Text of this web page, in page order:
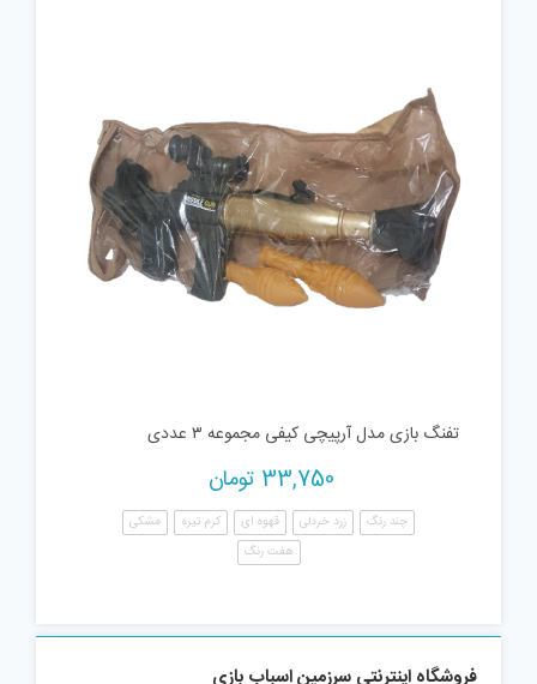
تفنگ بازی مدل آرپیچی کیفی مجموعه ۳ عددی
33,750 تومان
چند رنگ زرد خردلی قهوه ای کرم تیره
مشکی
هفت رنگ
فروشگاه اینترنتی سرزمین اسباب بازی